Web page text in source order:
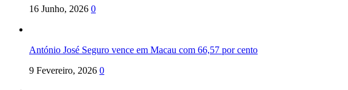
16 Junho, 2026 0
António José Seguro vence em Macau com 66,57 por cento
9 Fevereiro, 2026 0